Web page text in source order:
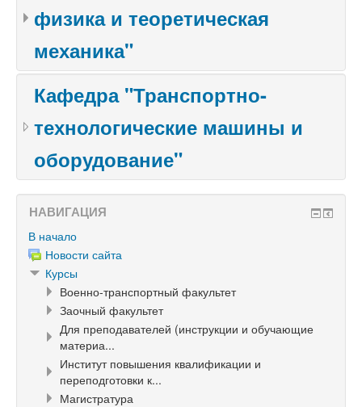
физика и теоретическая
механика"
Кафедра "Транспортно-
технологические машины и
оборудование"
НАВИГАЦИЯ
В начало
Новости сайта
Курсы
Военно-транспортный факультет
Заочный факультет
Для преподавателей (инструкции и обучающие
материа...
Институт повышения квалификации и
переподготовки к...
Магистратура